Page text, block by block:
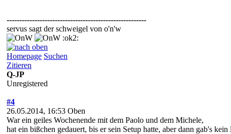
-------------------------------------------------------
servus sagt der schweigel von o'n'w
:ok2:
Homepage Suchen
Zitieren
Q-JP
Unregistered
#4
26.05.2014, 16:53 Oben
War ein geiles Wochenende mit dem Paolo und dem Michele,
hat ein bißchen gedauert, bis er sein Setup hatte, aber dann gab's kein